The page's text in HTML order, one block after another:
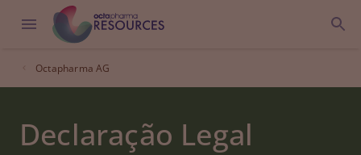
Octapharma AG
Declaração Legal